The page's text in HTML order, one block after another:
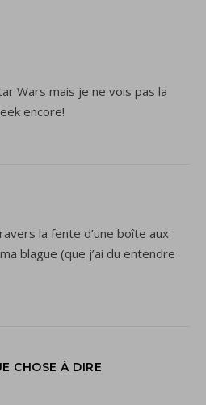
Wars mais je ne vois pas la
encore!
la fente d’une boîte aux
blague (que j’ai du entendre
CHOSE À DIRE